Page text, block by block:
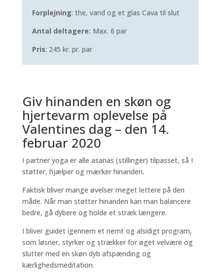
Forplejning: the, vand og et glas Cava til slut
Antal deltagere: Max. 6 par
Pris: 245 kr. pr. par
Giv hinanden en skøn og
hjertevarm oplevelse på
Valentines dag – den 14.
februar 2020
I partner yoga er alle asanas (stillinger) tilpasset, så I
støtter, hjælper og mærker hinanden.
Faktisk bliver mange øvelser meget lettere på den
måde. Når man støtter hinanden kan man balancere
bedre, gå dybere og holde et stræk længere.
I bliver guidet igennem et nemt og alsidigt program,
som løsner, styrker og strækker for øget velvære og
slutter med en skøn dyb afspænding og
kærlighedsmeditation.